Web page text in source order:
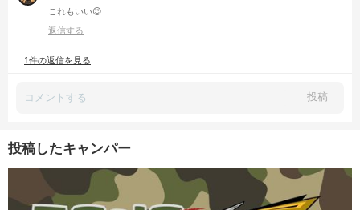
これもいい😍
返信する
1件の返信を見る
投稿
投稿したキャンパー